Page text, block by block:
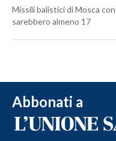
Missili balistici di Mosca
sarebbero almeno 17
Abbonati a